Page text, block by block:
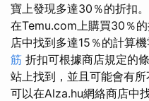
寶上發現多達30％的折扣。
在Temu.com上購買30％
店中找到多達15％的計算機
筋 折扣可根據商店規定的
站上找到，並且可能會有所
可以在Alza.hu網絡商店中